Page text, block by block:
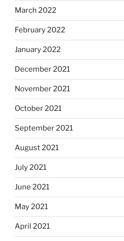
March 2022
February 2022
January 2022
December 2021
November 2021
October 2021
September 2021
August 2021
July 2021
June 2021
May 2021
April 2021